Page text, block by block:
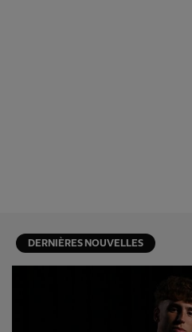
DERNIÈRES NOUVELLES